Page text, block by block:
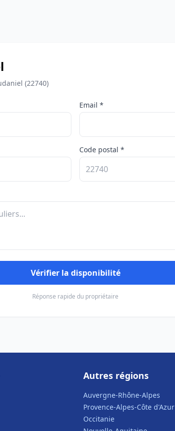
(22740)
Email *
Code postal *
Vérifier la disponibilité
Réponse rapide du propriétaire
Autres régions
Auvergne-Rhône-Alpes
Provence-Alpes-Côte d'Azur
Occitanie